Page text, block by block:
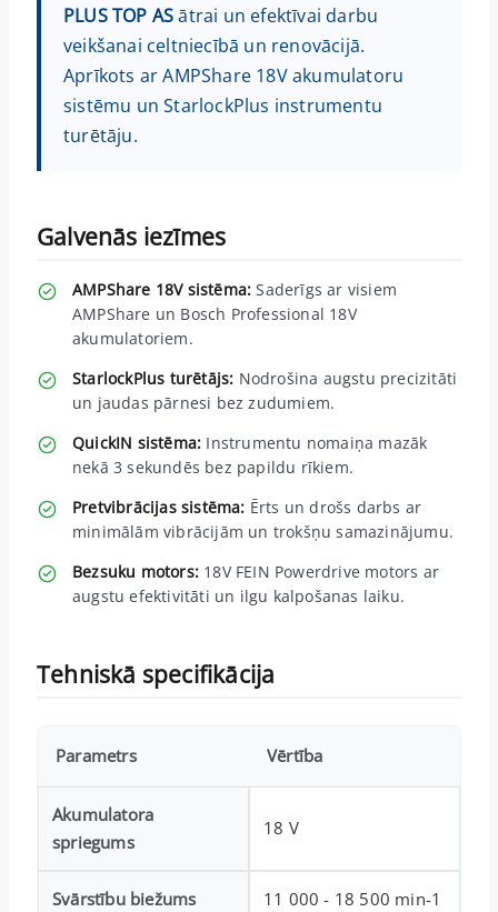
PLUS TOP ASātrai un efektīvai darbu
veikšanai celtniecībā un renovācijā.
Aprīkots ar AMPShare 18V akumulatoru
sistēmu un StarlockPlus instrumentu
turētāju.
Galvenās iezīmes
AMPShare 18V sistēma: Saderīgs ar visiem
AMPShare un Bosch Professional 18V
akumulatoriem.
StarlockPlus turētājs: Nodrošina augstu precizitāti
un jaudas pārnesi bez zudumiem.
QuickIN sistēma: Instrumentu nomaiņa mazāk
nekā 3 sekundēs bez papildu rīkiem.
Pretvibrācijas sistēma: Ērts un drošs darbs ar
minimālām vibrācijām un trokšņu samazinājumu.
Bezsuku motors: 18V FEIN Powerdrive motors ar
augstu efektivitāti un ilgu kalpošanas laiku.
Tehniskā specifikācija
Parametrs Vērtība
Akumulatora
spriegums
18 V
Svārstību biežums 11 000 - 18 500 min-1